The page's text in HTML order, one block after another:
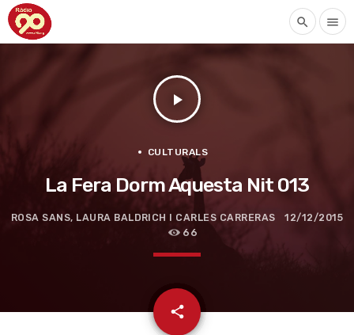
search menu
play_arrow
CULTURALS
La Fera Dorm Aquesta Nit 013
ROSA SANS, LAURA BALDRICH I CARLES CARRERAS
12/12/2015
66
share
email